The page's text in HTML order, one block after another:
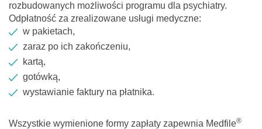
rozbudowanych możliwości programu dla psychiatry.
Odpłatność za zrealizowane usługi medyczne:
w pakietach,
zaraz po ich zakończeniu,
kartą,
gotówką,
wystawianie faktury na płatnika.
Wszystkie wymienione formy zapłaty zapewnia Medfile®